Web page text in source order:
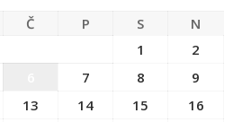
Č P S
N
1
2
7 8
9
13 14 15
16